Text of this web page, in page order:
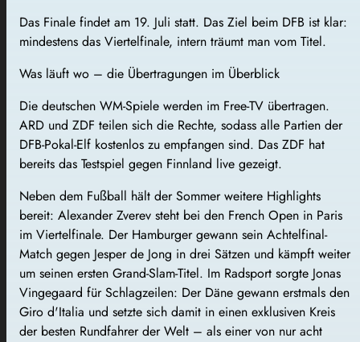
Das Finale findet am 19. Juli statt. Das Ziel beim DFB ist klar:
mindestens das Viertelfinale, intern träumt man vom Titel.
Was läuft wo – die Übertragungen im Überblick
Die deutschen WM-Spiele werden im Free-TV übertragen.
ARD und ZDF teilen sich die Rechte, sodass alle Partien der
DFB-Pokal-Elf kostenlos zu empfangen sind. Das ZDF hat
bereits das Testspiel gegen Finnland live gezeigt.
Neben dem Fußball hält der Sommer weitere Highlights
bereit: Alexander Zverev steht bei den French Open in Paris
im Viertelfinale. Der Hamburger gewann sein Achtelfinal-
Match gegen Jesper de Jong in drei Sätzen und kämpft weiter
um seinen ersten Grand-Slam-Titel. Im Radsport sorgte Jonas
Vingegaard für Schlagzeilen: Der Däne gewann erstmals den
Giro d'Italia und setzte sich damit in einen exklusiven Kreis
der besten Rundfahrer der Welt – als einer von nur acht